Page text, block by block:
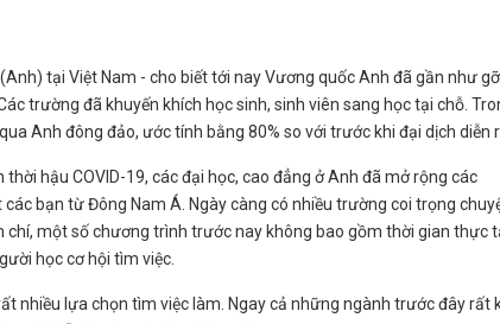
tại Việt Nam - cho biết tới nay Vương quốc Anh đã gần như
trường đã khuyến khích học sinh, sinh viên sang học tại chỗ.
Anh đông đảo, ước tính bằng 80% so với trước khi đại dịch diễn
hậu COVID-19, các đại học, cao đẳng ở Anh đã mở rộng các
bạn từ Đông Nam Á. Ngày càng có nhiều trường coi trọng
một số chương trình trước nay không bao gồm thời gian thực
học cơ hội tìm việc.
nhiều lựa chọn tìm việc làm. Ngay cả những ngành trước đây rất